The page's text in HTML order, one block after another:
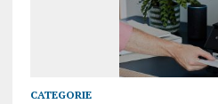
CATEGORIE